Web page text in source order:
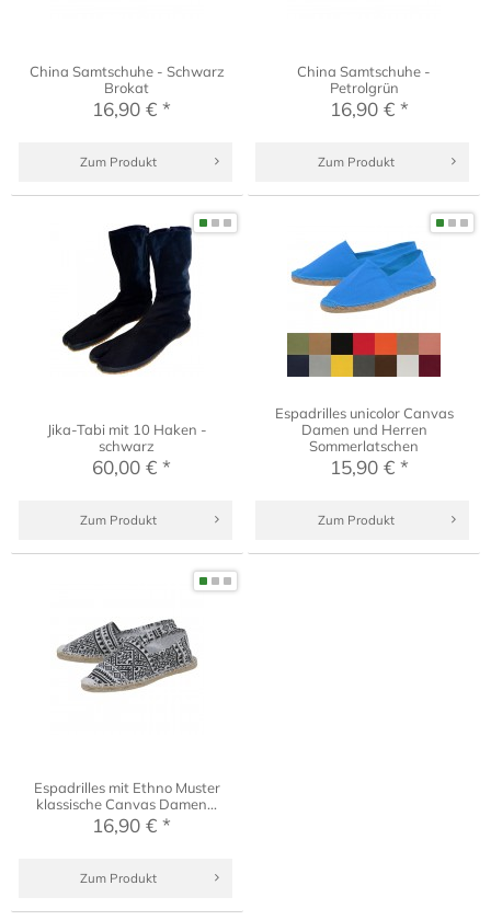
China Samtschuhe - Schwarz
Brokat
16,90 € *
Zum Produkt
China Samtschuhe -
Petrolgrün
16,90 € *
Zum Produkt
Jika-Tabi mit 10 Haken -
schwarz
60,00 € *
Zum Produkt
Espadrilles unicolor Canvas
Damen und Herren
Sommerlatschen
15,90 € *
Zum Produkt
Espadrilles mit Ethno Muster
klassische Canvas Damen...
16,90 € *
Zum Produkt